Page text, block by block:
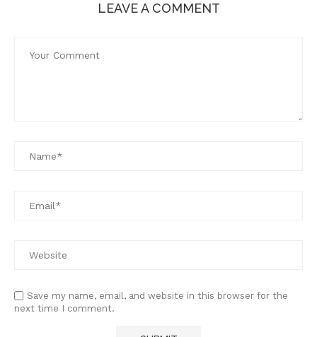
LEAVE A COMMENT
Save my name, email, and website in this browser for the
next time I comment.